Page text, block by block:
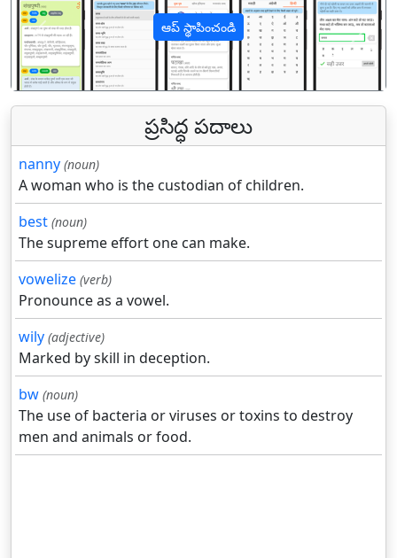
ఆప్ స్థాపించండి
पिछला
ప్రసిద్ధ పదాలు
nanny (noun)
A woman who is the custodian of children.
best (noun)
The supreme effort one can make.
vowelize (verb)
Pronounce as a vowel.
wily (adjective)
Marked by skill in deception.
bw (noun)
The use of bacteria or viruses or toxins to destroy
men and animals or food.